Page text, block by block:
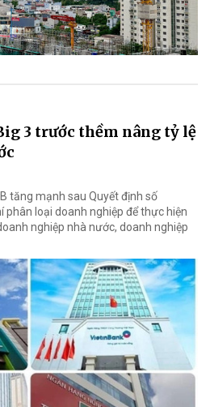
3 trước thềm nâng tỷ lệ
tăng mạnh sau Quyết định số
loại doanh nghiệp để thực hiện
nghiệp nhà nước, doanh nghiệp